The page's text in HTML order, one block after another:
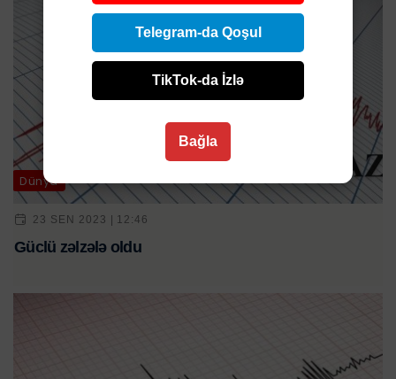
Dünya
23 SEN 2023 | 12:46
Güclü zəlzələ oldu
Telegram-da Qoşul
TikTok-da İzlə
Bağla